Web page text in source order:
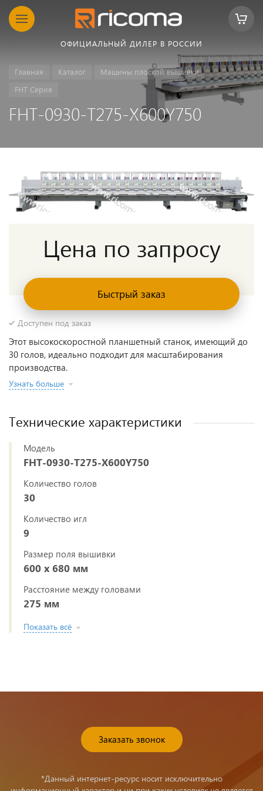
ОФИЦИАЛЬНЫЙ ДИЛЕР В РОССИИ
Главная Каталог
Машины плоской вышивки
FHT Серия
FHT-0930-T275-X600Y750
Доступен под заказ
Этот высокоскоростной планшетный станок, имеющий до
30 голов, идеально подходит для масштабирования
производства.
Узнать больше
Цена по запросу
Быстрый заказ
Технические характеристики
Модель
FHT-0930-T275-X600Y750
Количество голов
30
Количество игл
9
Размер поля вышивки
600 х 680 мм
Расстояние между головами
275 мм
Показать всё
Заказать звонок
*Данный интернет-ресурс носит исключительно